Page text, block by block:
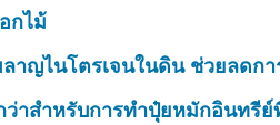
กไม้
ญไนโตรเจนในดิน ช่วยลดก
าสำหรับการทำปุ๋ยหมักอินทรี